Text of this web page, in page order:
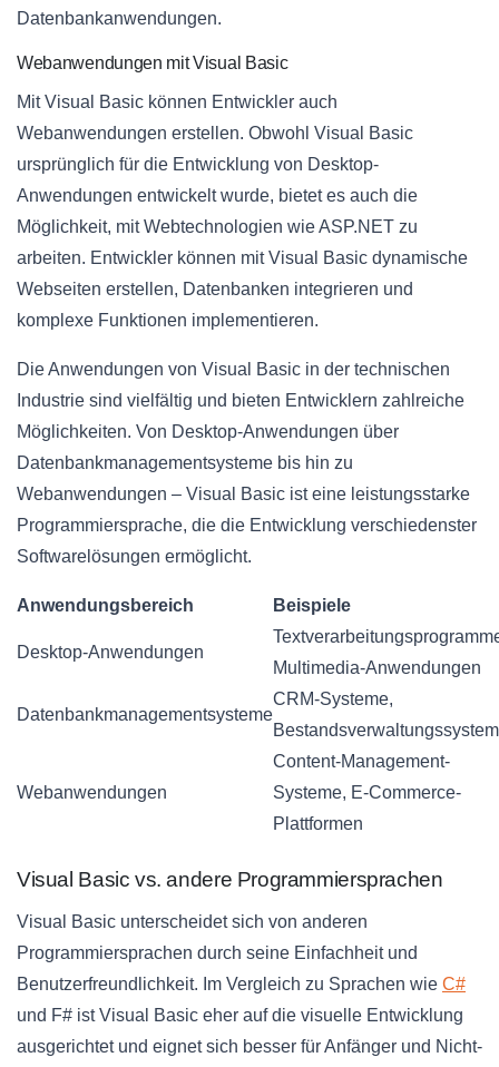
Datenbankanwendungen.
Webanwendungen mit Visual Basic
Mit Visual Basic können Entwickler auch
Webanwendungen erstellen. Obwohl Visual Basic
ursprünglich für die Entwicklung von Desktop-
Anwendungen entwickelt wurde, bietet es auch die
Möglichkeit, mit Webtechnologien wie ASP.NET zu
arbeiten. Entwickler können mit Visual Basic dynamische
Webseiten erstellen, Datenbanken integrieren und
komplexe Funktionen implementieren.
Die Anwendungen von Visual Basic in der technischen
Industrie sind vielfältig und bieten Entwicklern zahlreiche
Möglichkeiten. Von Desktop-Anwendungen über
Datenbankmanagementsysteme bis hin zu
Webanwendungen – Visual Basic ist eine leistungsstarke
Programmiersprache, die die Entwicklung verschiedenster
Softwarelösungen ermöglicht.
Anwendungsbereich Beispiele
Desktop-Anwendungen
Multimedia-Anwendungen
Datenbankmanagementsysteme
CRM-Systeme,
Webanwendungen
Content-Management-
Systeme, E-Commerce-
Plattformen
Visual Basic vs. andere Programmiersprachen
Visual Basic unterscheidet sich von anderen
Programmiersprachen durch seine Einfachheit und
Benutzerfreundlichkeit. Im Vergleich zu Sprachen wie C#
und F# ist Visual Basic eher auf die visuelle Entwicklung
ausgerichtet und eignet sich besser für Anfänger und Nicht-